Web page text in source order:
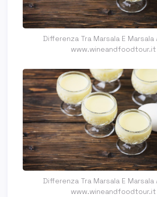
Differenza Tra Marsala E Marsala
www.wineandfoodtour.it
Differenza Tra Marsala E Marsala
www.wineandfoodtour.it